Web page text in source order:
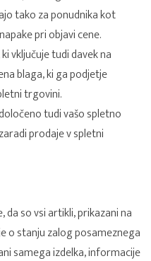
tako za ponudnika kot
pri objavi cene.
vključuje tudi davek na
blaga, ki ga podjetje
trgovini.
tudi vašo spletno
prodaje v spletni
da so vsi artikli, prikazani na
o stanju zalog posameznega
samega izdelka, informacije